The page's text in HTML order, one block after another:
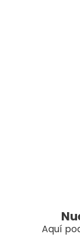
Aquí